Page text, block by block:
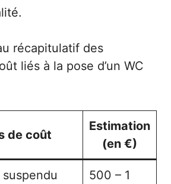
récapitulatif des
liés à la pose d’un WC
de coût
Estimation
(en €)
500 – 1